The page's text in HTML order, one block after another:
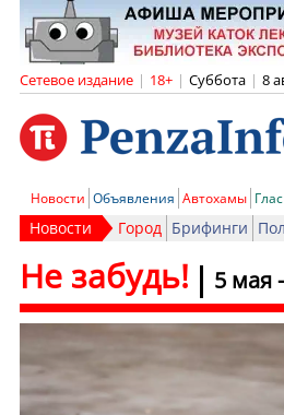
Сетевое издание | 18+ | Суббота | 8
Новости Объявления Автохамы
Новости Город Брифинги
5 мая
Не забудь!